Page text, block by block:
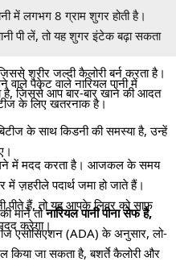
में लगभग 8 ग्राम शुगर होती है।
पी लें, तो यह शुगर इंटेक बढ़ा सकता
वाले पैकेट वाले नारियल पानी में
के लिए खतरनाक है।
के साथ किडनी की समस्या है, उन्हें
मानें तोनारियल पानी पीना सेफ है,
एसोसिएशन (ADA) के अनुसार, लो-
किया जा सकता है, बशर्ते कैलोरी और
शरीर जल्दी कैलोरी बर्न करता है।
है, जिससे आप बार-बार खाने की आदत
में मदद करता है। आजकल के समय
ज़हरीले पदार्थ जमा हो जाते हैं।
पीते हैं, तो यह आपके लिवर को साफ
करेगा।